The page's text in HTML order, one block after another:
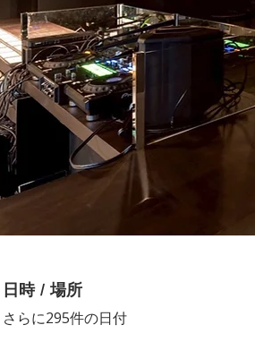
日時 / 場所
さらに295件の日付